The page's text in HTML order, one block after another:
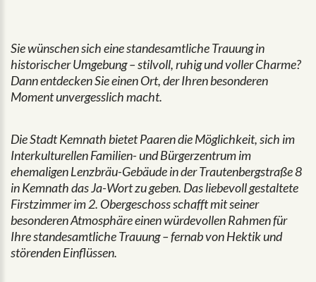
Sie wünschen sich eine standesamtliche Trauung in
historischer Umgebung – stilvoll, ruhig und voller Charme?
Dann entdecken Sie einen Ort, der Ihren besonderen
Moment unvergesslich macht.
Die Stadt Kemnath bietet Paaren die Möglichkeit, sich im
Interkulturellen Familien- und Bürgerzentrum im
ehemaligen Lenzbräu-Gebäude in der Trautenbergstraße 8
in Kemnath das Ja-Wort zu geben. Das liebevoll gestaltete
Firstzimmer im 2. Obergeschoss schafft mit seiner
besonderen Atmosphäre einen würdevollen Rahmen für
Ihre standesamtliche Trauung – fernab von Hektik und
störenden Einflüssen.